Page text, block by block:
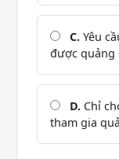
C. Yêu
được quảng
D. Chỉ
tham gia